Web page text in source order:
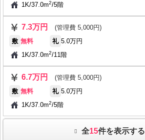
1K/37.0m2/5階
7.3万円
(管理費 5,000円)
敷 無料 礼 5.0万円
1K/37.0m2/11階
6.7万円
(管理費 5,000円)
敷 無料 礼 5.0万円
1K/37.0m2/5階
全15件を表示する